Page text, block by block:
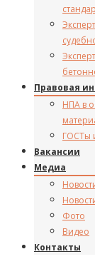
Правовая
НПА в
ГОСТы
Вакансии
Медиа
Фото
Видео
Контакты